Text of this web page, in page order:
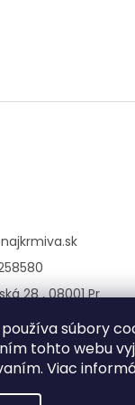
súbory
tohto webu
Viac
najkrmiva.sk
28 , 08001 Pr